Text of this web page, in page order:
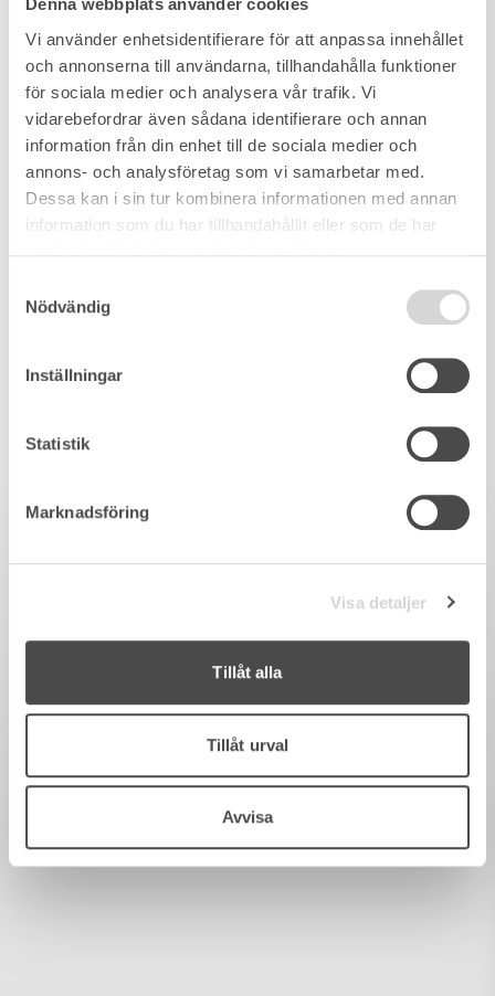
Denna webbplats använder cookies
Vi använder enhetsidentifierare för att anpassa innehållet
och annonserna till användarna, tillhandahålla funktioner
för sociala medier och analysera vår trafik. Vi
vidarebefordrar även sådana identifierare och annan
information från din enhet till de sociala medier och
annons- och analysföretag som vi samarbetar med.
Dessa kan i sin tur kombinera informationen med annan
information som du har tillhandahållit eller som de har
Nödvändig
Inställningar
Statistik
Marknadsföring
Visa detaljer
Tillåt alla
Tillåt urval
Avvisa